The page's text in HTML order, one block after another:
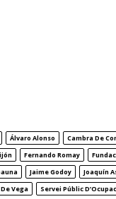
Álvaro Alonso
Cambra De
Fernando Romay
Jaime Godoy
Joaquín
Vega
Servei Públic